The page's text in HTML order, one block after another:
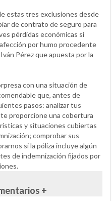
estas tres exclusiones desde
de contrato de seguro para
pérdidas económicas si
por humo procedente
Pérez que apuesta por la
con una situación de
que, antes de
pasos: analizar tus
proporcione una cobertura
y situaciones cubiertas
comprobar sus
si la póliza incluye algún
de indemnización fijados por
+